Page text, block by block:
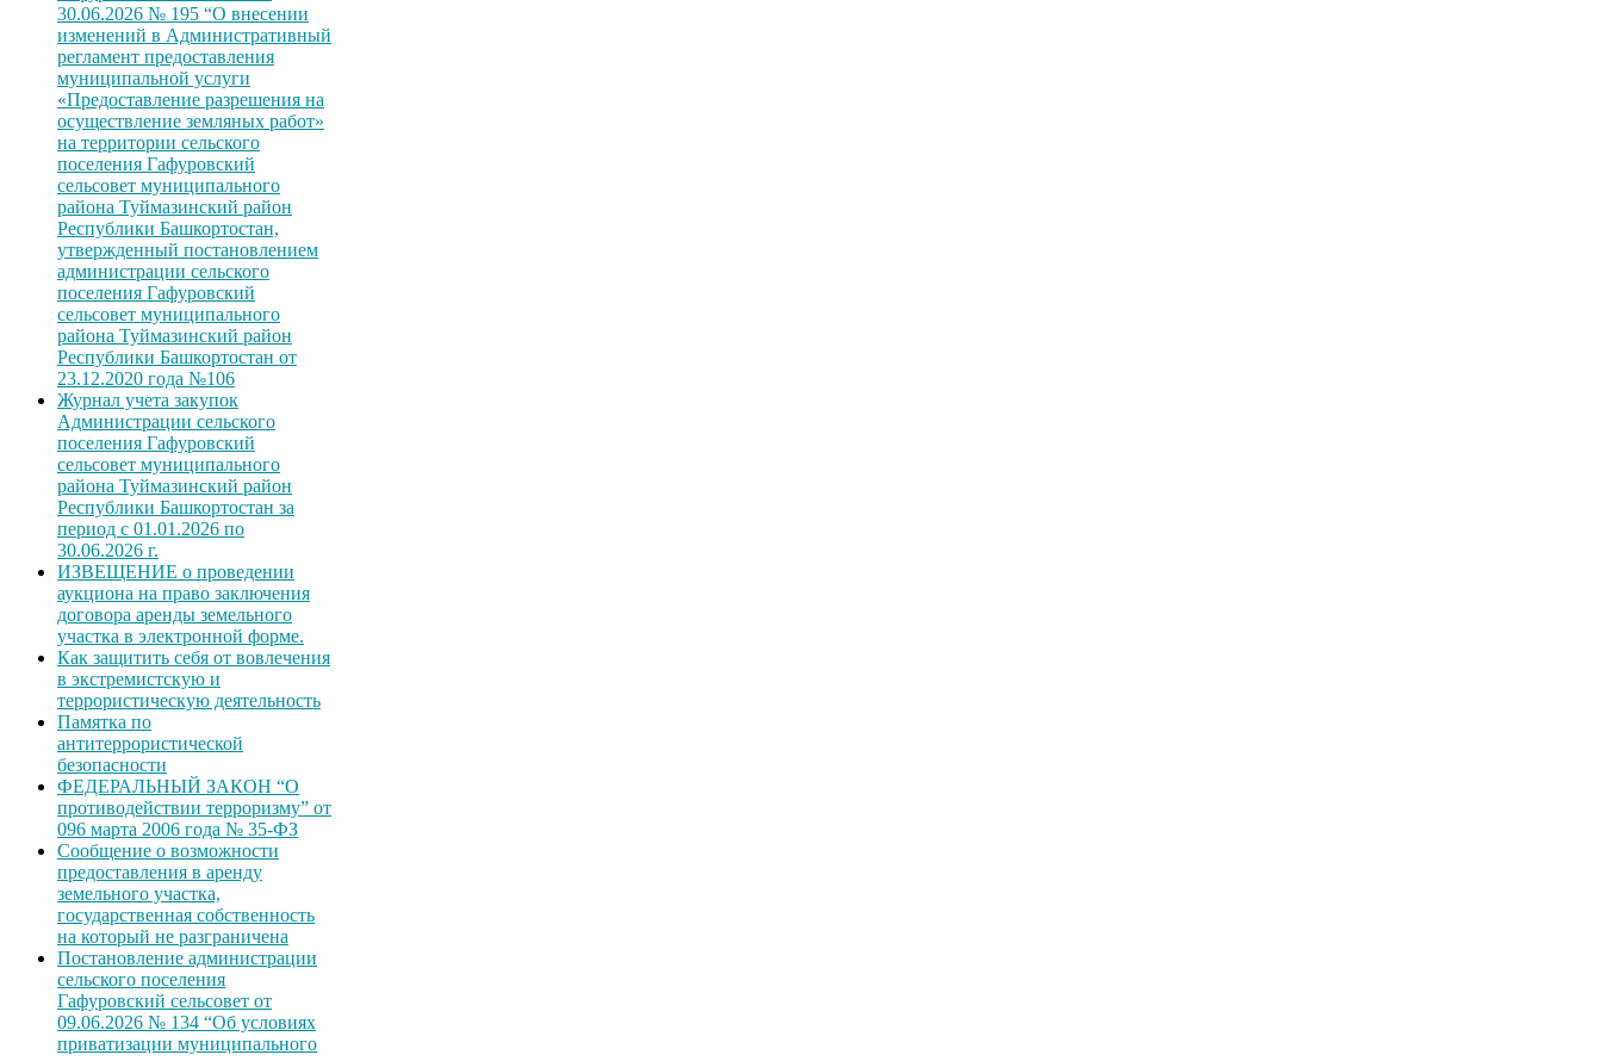
30.06.2026 № 195 “О внесении
изменений в Административный
регламент предоставления
муниципальной услуги
«Предоставление разрешения на
осуществление земляных работ»
на территории сельского
поселения Гафуровский
сельсовет муниципального
района Туймазинский район
Республики Башкортостан,
утвержденный постановлением
администрации сельского
поселения Гафуровский
сельсовет муниципального
района Туймазинский район
Республики Башкортостан от
23.12.2020 года №106
Журнал учета закупок
Администрации сельского
поселения Гафуровский
сельсовет муниципального
района Туймазинский район
Республики Башкортостан за
период с 01.01.2026 по
30.06.2026 г.
ИЗВЕЩЕНИЕ о проведении
аукциона на право заключения
договора аренды земельного
участка в электронной форме.
Как защитить себя от вовлечения
в экстремистскую и
террористическую деятельность
Памятка по
антитеррористической
безопасности
ФЕДЕРАЛЬНЫЙ ЗАКОН “О
противодействии терроризму” от
096 марта 2006 года № 35-ФЗ
Сообщение о возможности
предоставления в аренду
земельного участка,
государственная собственность
на который не разграничена
Постановление администрации
сельского поселения
Гафуровский сельсовет от
09.06.2026 № 134 “Об условиях
приватизации муниципального